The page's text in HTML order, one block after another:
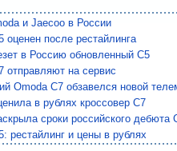
и Jaecoo в России
оценен после рестайлинга
в Россию обновленный С5
отправляют на сервис
Omoda C7 обзавелся новой
в рублях кроссовер С7
сроки российского дебюта
рестайлинг и цены в рублях